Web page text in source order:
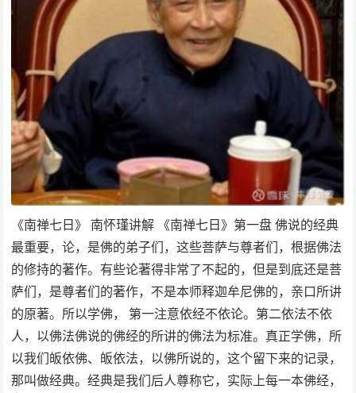
《南禅七日》 南怀瑾讲解 《南禅七日》第一盘 佛说的经典
最重要，论，是佛的弟子们，这些菩萨与尊者们，根据佛法
的修持的著作。有些论著得非常了不起的，但是到底还是菩
萨们，是尊者们的著作，不是本师释迦牟尼佛的，亲口所讲
的原著。所以学佛， 第一注意依经不依论。第二依法不依
人，以佛法佛说的佛经的所讲的佛法为标准。真正学佛，所
以我们皈依佛、皈依法，以佛所说的，这个留下来的记录，
那叫做经典。经典是我们后人尊称它，实际上每一本佛经，